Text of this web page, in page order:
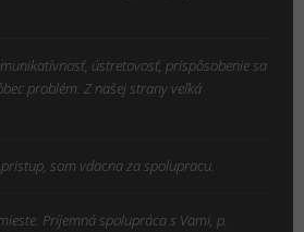
ústretovosť, prispôsobenie sa
problém. Z našej strany veľká
som vdacna za spolupracu.
Príjemná spolupráca s Vami, p.